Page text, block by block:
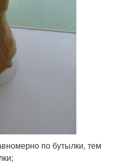
по бутылки, тем